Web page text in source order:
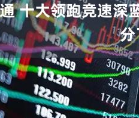
14311.01 200.89 1.42%